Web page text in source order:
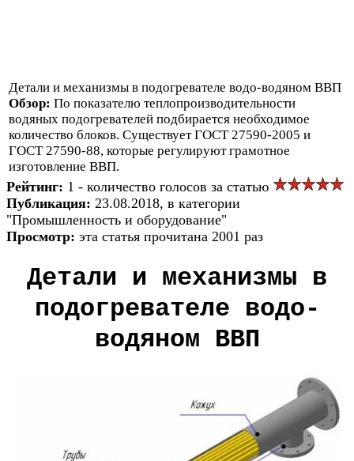
Детали и механизмы в подогревателе водо-водяном ВВП
Обзор: По показателю теплопроизводительности
водяных подогревателей подбирается необходимое
количество блоков. Существует ГОСТ 27590-2005 и
ГОСТ 27590-88, которые регулируют грамотное
изготовление ВВП.
Рейтинг: 1 - количество голосов за статью
Публикация: 23.08.2018, в категории
"Промышленность и оборудование"
Просмотр: эта статья прочитана 2001 раз
Детали и механизмы в
подогревателе водо-
водяном ВВП